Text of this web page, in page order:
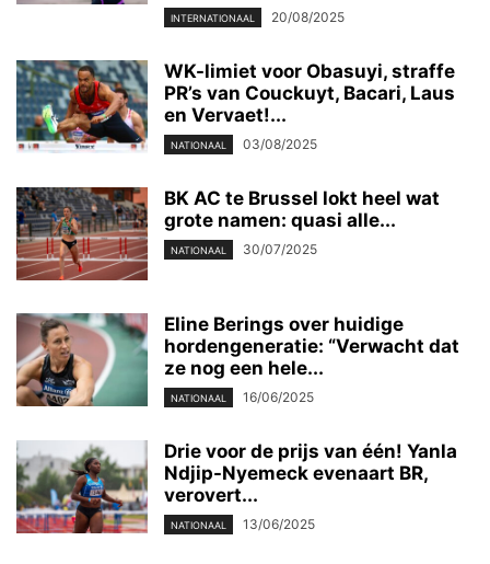
INTERNATIONAAL 20/08/2025
WK-limiet voor Obasuyi, straffe
PR’s van Couckuyt, Bacari, Laus
en Vervaet!...
NATIONAAL 03/08/2025
BK AC te Brussel lokt heel wat
grote namen: quasi alle...
NATIONAAL 30/07/2025
Eline Berings over huidige
hordengeneratie: “Verwacht dat
ze nog een hele...
NATIONAAL 16/06/2025
Drie voor de prijs van één! Yanla
Ndjip-Nyemeck evenaart BR,
verovert...
NATIONAAL 13/06/2025